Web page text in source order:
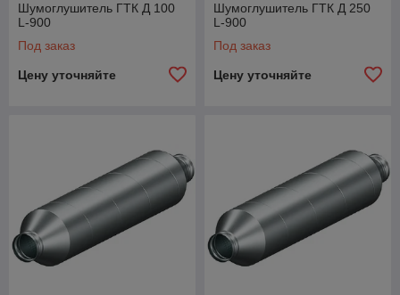
Шумоглушитель ГТК Д 100
L-900
Под заказ
Цену уточняйте
Шумоглушитель ГТК Д 250
L-900
Под заказ
Цену уточняйте